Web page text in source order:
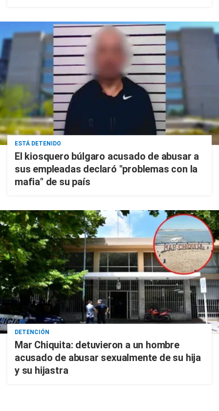
ESTÁ DETENIDO
El kiosquero búlgaro acusado de abusar a
sus empleadas declaró "problemas con la
mafia" de su país
DETENCIÓN
Mar Chiquita: detuvieron a un hombre
acusado de abusar sexualmente de su hija
y su hijastra